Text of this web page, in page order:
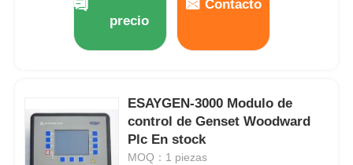
precio
Contacto
ESAYGEN-3000 Modulo de
control de Genset Woodward
Plc En stock
MOQ：1 piezas